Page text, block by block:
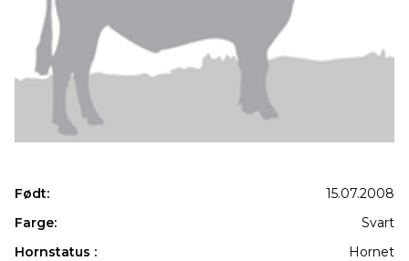
Født:
15.07.2008
Farge:
Svart
Hornstatus :
Hornet